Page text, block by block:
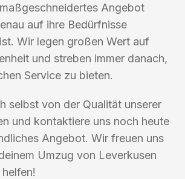
Angebot
auf ihre Bedürfnisse
Wir legen großen Wert auf
und streben immer danach,
Service zu bieten.
selbst von der Qualität unserer
und kontaktiere uns noch heute
Angebot. Wir freuen uns
Umzug von Leverkusen